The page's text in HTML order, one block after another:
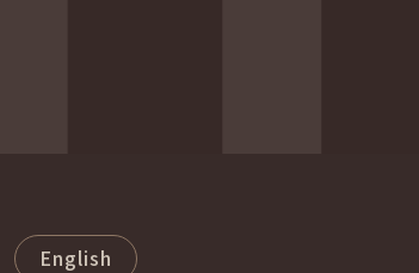
English